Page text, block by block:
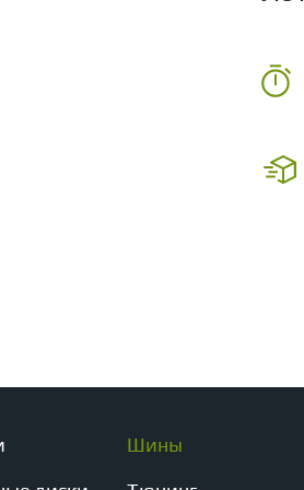
Шины